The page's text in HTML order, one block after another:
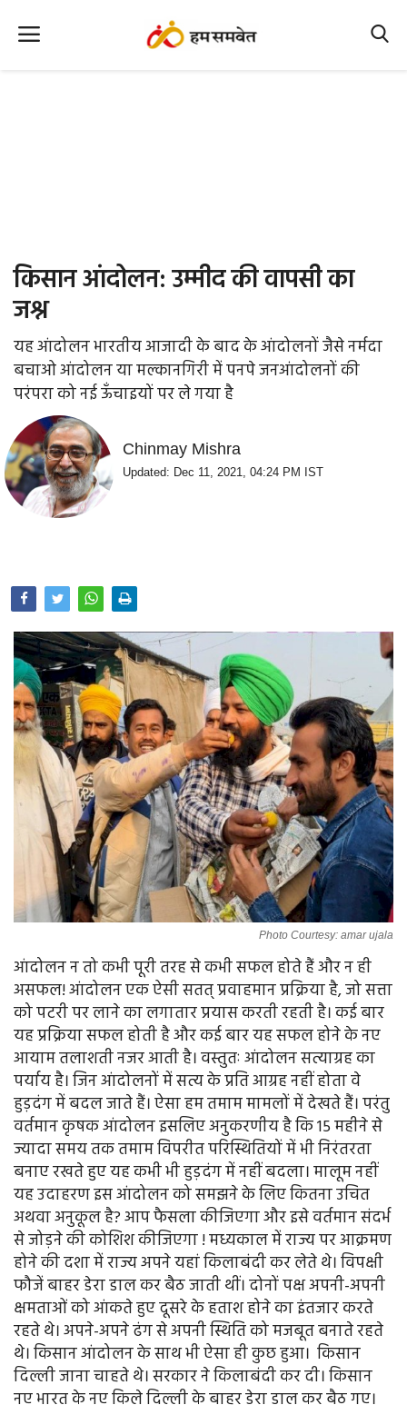
Office Office
Farm & Food
Opinion
Health & Lifestyle
Photo Gallery
किसान आंदोलन: उम्मीद की वापसी का
जश्न
यह आंदोलन भारतीय आजादी के बाद के आंदोलनों जैसे नर्मदा
बचाओ आंदोलन या मल्कानगिरी में पनपे जनआंदोलनों की
परंपरा को नई ऊँचाइयों पर ले गया है
Chinmay Mishra
Updated: Dec 11, 2021, 04:24 PM IST
Photo Courtesy: amar ujala
आंदोलन न तो कभी पूरी तरह से कभी सफल होते हैं और न ही
असफल! आंदोलन एक ऐसी सतत् प्रवाहमान प्रक्रिया है, जो सत्ता
को पटरी पर लाने का लगातार प्रयास करती रहती है। कई बार
यह प्रक्रिया सफल होती है और कई बार यह सफल होने के नए
आयाम तलाशती नजर आती है। वस्तुतः आंदोलन सत्याग्रह का
पर्याय है। जिन आंदोलनों में सत्य के प्रति आग्रह नहीं होता वे
हुड़दंग में बदल जाते हैं। ऐसा हम तमाम मामलों में देखते हैं। परंतु
वर्तमान कृषक आंदोलन इसलिए अनुकरणीय है कि 15 महीने से
ज्यादा समय तक तमाम विपरीत परिस्थितियों में भी निरंतरता
बनाए रखते हुए यह कभी भी हुड़दंग में नहीं बदला। मालूम नहीं
यह उदाहरण इस आंदोलन को समझने के लिए कितना उचित
अथवा अनुकूल है? आप फैसला कीजिएगा और इसे वर्तमान संदर्भ
से जोड़ने की कोशिश कीजिएगा ! मध्यकाल में राज्य पर आक्रमण
होने की दशा में राज्य अपने यहां किलाबंदी कर लेते थे। विपक्षी
फौजें बाहर डेरा डाल कर बैठ जाती थीं। दोनों पक्ष अपनी-अपनी
क्षमताओं को आंकते हुए दूसरे के हताश होने का इंतजार करते
रहते थे। अपने-अपने ढंग से अपनी स्थिति को मजबूत बनाते रहते
थे। किसान आंदोलन के साथ भी ऐसा ही कुछ हुआ। किसान
दिल्ली जाना चाहते थे। सरकार ने किलाबंदी कर दी। किसान
नए भारत के नए किले दिल्ली के बाहर डेरा डाल कर बैठ गए।